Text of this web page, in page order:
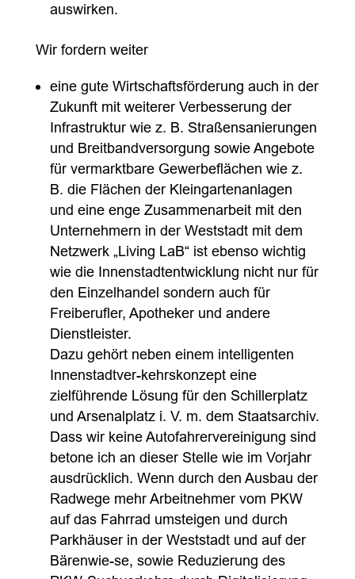
auswirken.
Wir fordern weiter
eine gute Wirtschaftsförderung auch in der
Zukunft mit weiterer Verbesserung der
Infrastruktur wie z. B. Straßensanierungen
und Breitbandversorgung sowie Angebote
für vermarktbare Gewerbeflächen wie z.
B. die Flächen der Kleingartenanlagen
und eine enge Zusammenarbeit mit den
Unternehmern in der Weststadt mit dem
Netzwerk „Living LaB“ ist ebenso wichtig
wie die Innenstadtentwicklung nicht nur für
den Einzelhandel sondern auch für
Freiberufler, Apotheker und andere
Dienstleister.
Dazu gehört neben einem intelligenten
Innenstadtver-kehrskonzept eine
zielführende Lösung für den Schillerplatz
und Arsenalplatz i. V. m. dem Staatsarchiv.
Dass wir keine Autofahrervereinigung sind
betone ich an dieser Stelle wie im Vorjahr
ausdrücklich. Wenn durch den Ausbau der
Radwege mehr Arbeitnehmer vom PKW
auf das Fahrrad umsteigen und durch
Parkhäuser in der Weststadt und auf der
Bärenwie-se, sowie Reduzierung des